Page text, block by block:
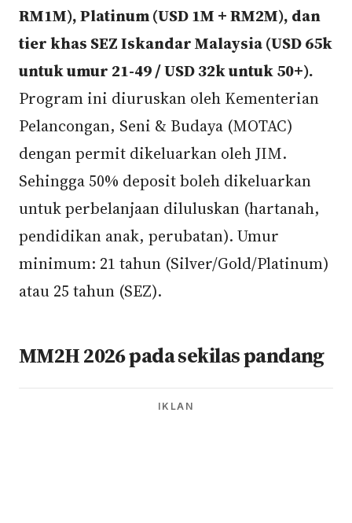
RM1M), Platinum (USD 1M + RM2M), dan
tier khas SEZ Iskandar Malaysia (USD 65k
untuk umur 21-49 / USD 32k untuk 50+).
Program ini diuruskan oleh Kementerian
Pelancongan, Seni & Budaya (MOTAC)
dengan permit dikeluarkan oleh JIM.
Sehingga 50% deposit boleh dikeluarkan
untuk perbelanjaan diluluskan (hartanah,
pendidikan anak, perubatan). Umur
minimum: 21 tahun (Silver/Gold/Platinum)
atau 25 tahun (SEZ).
MM2H 2026 pada sekilas pandang
IKLAN